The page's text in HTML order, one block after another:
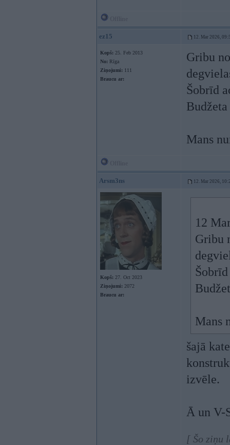
ez15 12. Mar 2026,
Kopš: 25. Feb 2013
No: Rīga
Ziņojumi: 111
Braucu ar:
Gribu
Šobrīd
Mans
Arsm3ns 12. Mar 2026,
Kopš: 27. Oct 2023
Ziņojumi: 2072
Braucu ar:
12
Gribu
Mans
šajā
izvēle.
Ā un V-
[ Šo ziņu